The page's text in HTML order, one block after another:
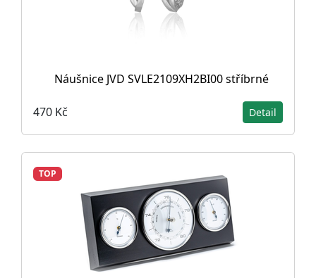
Náušnice JVD SVLE2109XH2BI00 stříbrné
470 Kč Detail
TOP